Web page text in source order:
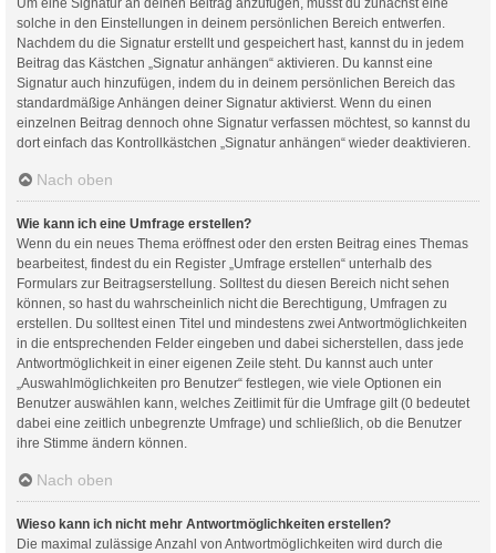
Um eine Signatur an deinen Beitrag anzufügen, musst du zunächst eine
solche in den Einstellungen in deinem persönlichen Bereich entwerfen.
Nachdem du die Signatur erstellt und gespeichert hast, kannst du in jedem
Beitrag das Kästchen „Signatur anhängen“ aktivieren. Du kannst eine
Signatur auch hinzufügen, indem du in deinem persönlichen Bereich das
standardmäßige Anhängen deiner Signatur aktivierst. Wenn du einen
einzelnen Beitrag dennoch ohne Signatur verfassen möchtest, so kannst du
dort einfach das Kontrollkästchen „Signatur anhängen“ wieder deaktivieren.
Nach oben
Wie kann ich eine Umfrage erstellen?
Wenn du ein neues Thema eröffnest oder den ersten Beitrag eines Themas
bearbeitest, findest du ein Register „Umfrage erstellen“ unterhalb des
Formulars zur Beitragserstellung. Solltest du diesen Bereich nicht sehen
können, so hast du wahrscheinlich nicht die Berechtigung, Umfragen zu
erstellen. Du solltest einen Titel und mindestens zwei Antwortmöglichkeiten
in die entsprechenden Felder eingeben und dabei sicherstellen, dass jede
Antwortmöglichkeit in einer eigenen Zeile steht. Du kannst auch unter
„Auswahlmöglichkeiten pro Benutzer“ festlegen, wie viele Optionen ein
Benutzer auswählen kann, welches Zeitlimit für die Umfrage gilt (0 bedeutet
dabei eine zeitlich unbegrenzte Umfrage) und schließlich, ob die Benutzer
ihre Stimme ändern können.
Nach oben
Wieso kann ich nicht mehr Antwortmöglichkeiten erstellen?
Die maximal zulässige Anzahl von Antwortmöglichkeiten wird durch die